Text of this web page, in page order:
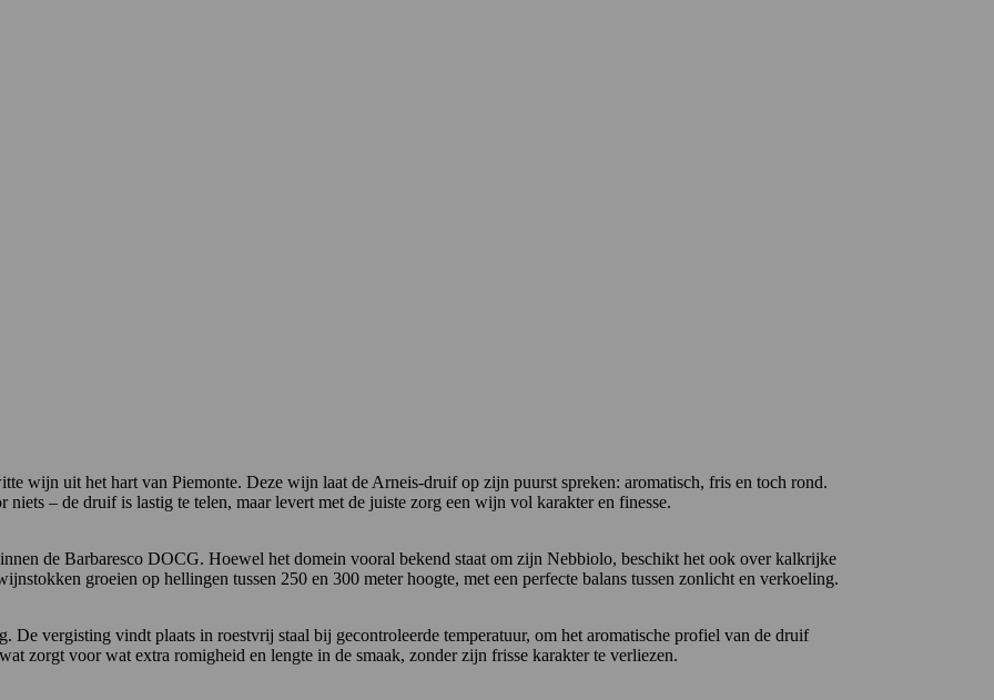
wijn uit het hart van Piemonte. Deze wijn laat de Arneis-druifop zijn puurst spreken: aromatisch, fris en toch rond.
niets – de druif is lastig te telen, maar levert met de juiste zorg een wijn vol karakter en finesse.
de Barbaresco DOCG. Hoewel het domein vooral bekend staat om zijn Nebbiolo, beschikt het ook over kalkrijke
groeien op hellingen tussen 250 en 300 meter hoogte, met een perfecte balans tussen zonlicht en verkoeling.
De vergisting vindt plaats in roestvrij staal bij gecontroleerde temperatuur, om het aromatische profiel van de druif
zorgt voor wat extra romigheid en lengte in de smaak, zonder zijn frisse karakter te verliezen.